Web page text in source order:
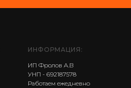
ИНФОРМАЦИЯ:
ИП Фролов А.В
УНП - 692187578
Работаем ежедневно